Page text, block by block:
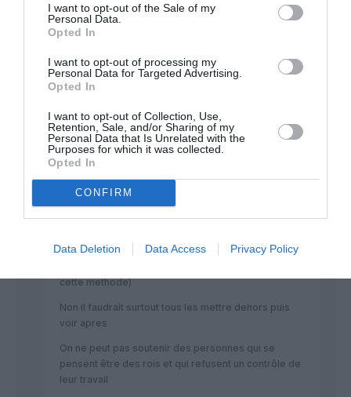
I want to opt-out of the Sale of my
Personal Data.
Opted In
I want to opt-out of processing my
Personal Data for Targeted Advertising.
Opted In
I want to opt-out of Collection, Use,
Retention, Sale, and/or Sharing of my
Personal Data that Is Unrelated with the
Purposes for which it was collected.
Opted In
CONFIRM
Data Deletion Data Access Privacy Policy
leur métier est de contrôler le traffic aérien , pas
d’être à la pêche en faisant pointer un copain à sa
RÉPONDRE
Le toulousaina commenté
:
6 juillet 2025 - 12 h 59
Quand tu manifestes pour ne pas pointer car ben tu t
arranges pour que quelqu un pointe pour toi pour
avoir plus de temps que ton contrat, et que cela
Que tu veuille plus de personnes pour assumer une
cette methode)
Non il faudrait surtout tous les mettre dehors puis
voir apres
On ne peut pas soutenir des personnes qui se
pensent être des rois et qui refusent un contrôle de
leur travail